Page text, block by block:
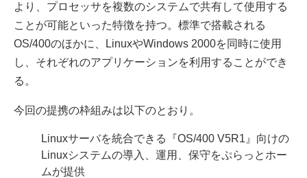
より、プロセッサを複数のシステムで共有して使用する
ことが可能といった特徴を持つ。標準で搭載される
OS/400のほかに、LinuxやWindows 2000を同時に使用
し、それぞれのアプリケーションを利用することができ
る。
今回の提携の枠組みは以下のとおり。
Linuxサーバを統合できる『OS/400 V5R1』向けの
Linuxシステムの導入、運用、保守をぷらっとホー
ムが提供